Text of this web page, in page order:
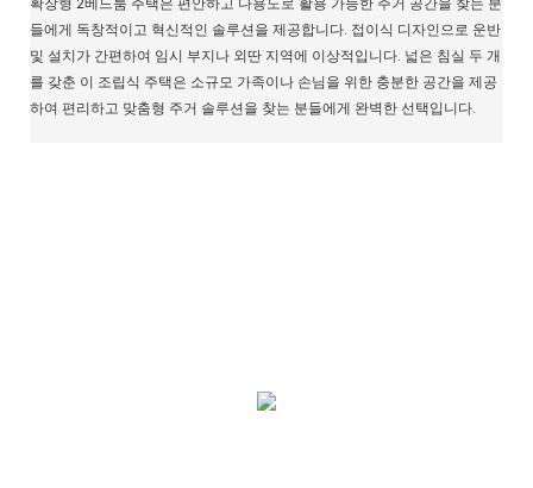
들에게 독창적이고 혁신적인 솔루션을 제공합니다. 접이식 디자인으로 운반
및 설치가 간편하여 임시 부지나 외딴 지역에 이상적입니다. 넓은 침실 두 개
를 갖춘 이 조립식 주택은 소규모 가족이나 손님을 위한 충분한 공간을 제공
하여 편리하고 맞춤형 주거 솔루션을 찾는 분들에게 완벽한 선택입니다.